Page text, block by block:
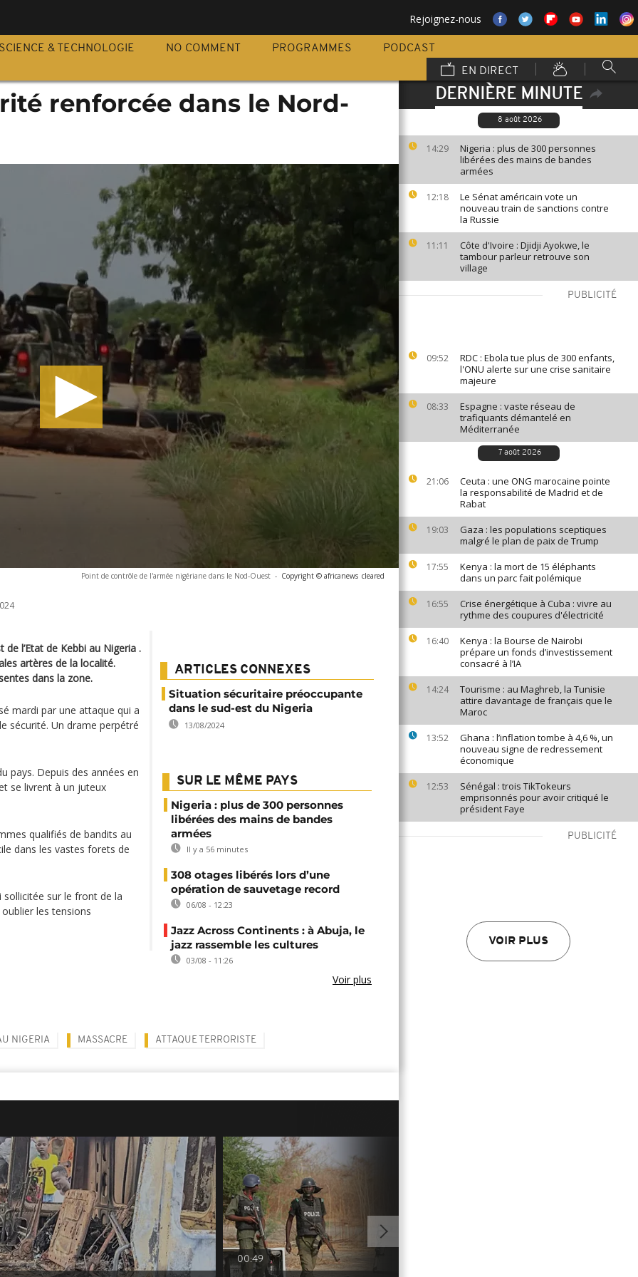
Rejoignez-nous
SCIENCE & TECHNOLOGIE NO COMMENT PROGRAMMES
PODCAST
EN DIRECT
DERNIÈRE MINUTE
8 août 2026
14:29
Nigeria : plus de 300 personnes
libérées des mains de bandes
armées
12:18
Le Sénat américain vote un
nouveau train de sanctions contre
la Russie
11:11
Côte d'Ivoire : Djidji Ayokwe, le
tambour parleur retrouve son
village
PUBLICITÉ
09:52
RDC : Ebola tue plus de 300 enfants,
l'ONU alerte sur une crise sanitaire
majeure
08:33
Espagne : vaste réseau de
trafiquants démantelé en
Méditerranée
7 août 2026
21:06
Ceuta : une ONG marocaine pointe
la responsabilité de Madrid et de
Rabat
19:03
Gaza : les populations sceptiques
malgré le plan de paix de Trump
17:55
Kenya : la mort de 15 éléphants
dans un parc fait polémique
16:55
Crise énergétique à Cuba : vivre au
rythme des coupures d'électricité
16:40
Kenya : la Bourse de Nairobi
prépare un fonds d’investissement
consacré à l’IA
14:24
Tourisme : au Maghreb, la Tunisie
attire davantage de français que le
Maroc
13:52
Ghana : l’inflation tombe à 4,6 %, un
nouveau signe de redressement
économique
12:53
Sénégal : trois TikTokeurs
emprisonnés pour avoir critiqué le
président Faye
PUBLICITÉ
VOIR PLUS
renforcée dans le Nord-
Point de contrôle de l'armée nigériane dans le Nod-Ouest - Copyright © africanews cleared
l’Etat de Kebbi au Nigeria .
artères de la localité.
dans la zone.
mardi par une attaque qui a
sécurité. Un drame perpétré
pays. Depuis des années en
se livrent à un juteux
qualifiés de bandits au
dans les vastes forets de
sollicitée sur le front de la
les tensions
ARTICLES CONNEXES
Situation sécuritaire préoccupante
dans le sud-est du Nigeria
13/08/2024
SUR LE MÊME PAYS
Nigeria : plus de 300 personnes
libérées des mains de bandes
armées
Il y a 56 minutes
308 otages libérés lors d’une
opération de sauvetage record
06/08 - 12:23
Jazz Across Continents : à Abuja, le
jazz rassemble les cultures
03/08 - 11:26
Voir plus
NIGERIA MASSACRE ATTAQUE TERRORISTE
00:49